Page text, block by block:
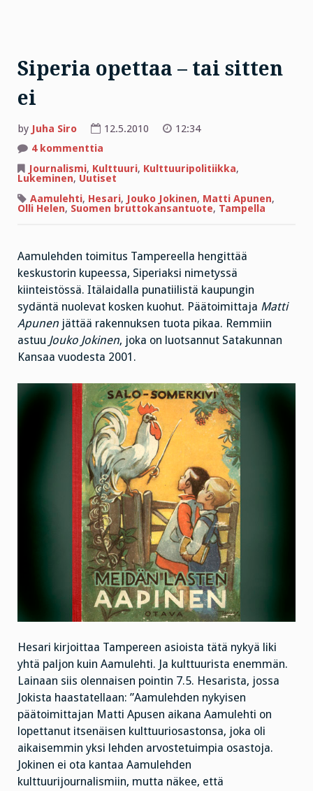
Siperia opettaa – tai sitten
ei
by Juha Siro 12.5.2010
12:34
4 kommenttia
opettaa
–
sitten
ei
Journalismi, Kulttuuri, Kulttuuripolitiikka,
Lukeminen, Uutiset
Aamulehti, Hesari, Jouko Jokinen, Matti Apunen,
Olli Helen, Suomen bruttokansantuote, Tampella
Aamulehden toimitus Tampereella hengittää
keskustorin kupeessa, Siperiaksi nimetyssä
kiinteistössä. Itälaidalla punatiilistä kaupungin
sydäntä nuolevat kosken kuohut. Päätoimittaja Matti
Apunen jättää rakennuksen tuota pikaa. Remmiin
astuu Jouko Jokinen, joka on luotsannut Satakunnan
Kansaa vuodesta 2001.
Hesari kirjoittaa Tampereen asioista tätä nykyä liki
yhtä paljon kuin Aamulehti. Ja kulttuurista enemmän.
Lainaan siis olennaisen pointin 7.5. Hesarista, jossa
Jokista haastatellaan: ”Aamulehden nykyisen
päätoimittajan Matti Apusen aikana Aamulehti on
lopettanut itsenäisen kulttuuriosastonsa, joka oli
aikaisemmin yksi lehden arvostetuimpia osastoja.
Jokinen ei ota kantaa Aamulehden
kulttuurijournalismiin, mutta näkee, että